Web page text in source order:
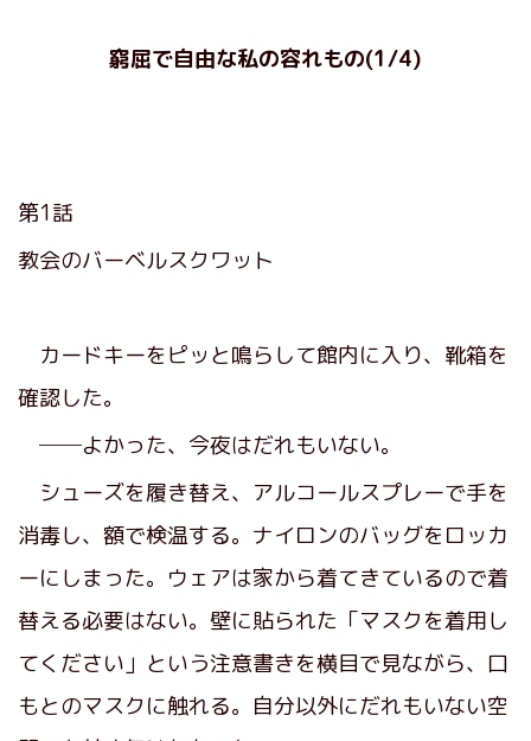
窮屈で自由な私の容れもの(1/4)
第1話
教会のバーベルスクワット
カードキーをピッと鳴らして館内に入り、靴箱を
確認した。
──よかった、今夜はだれもいない。
シューズを履き替え、アルコールスプレーで手を
消毒し、額で検温する。ナイロンのバッグをロッカ
ーにしまった。ウェアは家から着てきているので着
替える必要はない。壁に貼られた「マスクを着用し
てください」という注意書きを横目で見ながら、口
もとのマスクに触れる。自分以外にだれもいない空